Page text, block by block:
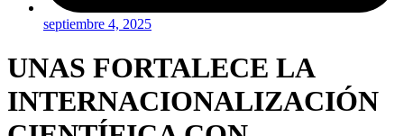
septiembre 4, 2025
UNAS FORTALECE LA
INTERNACIONALIZACIÓN